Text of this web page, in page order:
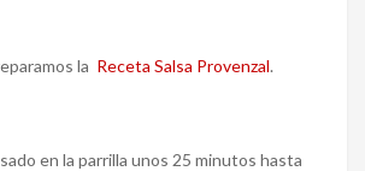
la Receta Salsa Provenzal.
en la parrilla unos 25 minutos hasta